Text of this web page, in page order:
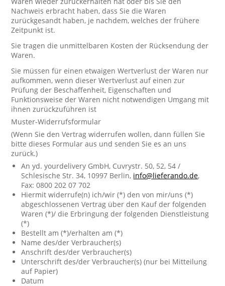
Nachweis erbracht haben, dass Sie die Waren
zurückgesandt haben, je nachdem, welches der frühere
Zeitpunkt ist.
Sie tragen die unmittelbaren Kosten der Rücksendung der
Waren.
Sie müssen für einen etwaigen Wertverlust der Waren nur
aufkommen, wenn dieser Wertverlust auf einen zur
Prüfung der Beschaffenheit, Eigenschaften und
Funktionsweise der Waren nicht notwendigen Umgang mit
ihnen zurückzuführen ist
Muster-Widerrufsformular
(Wenn Sie den Vertrag widerrufen wollen, dann füllen Sie
bitte dieses Formular aus und senden Sie es an uns
zurück.)
An yd. yourdelivery GmbH, Cuvrystr. 50, 52, 54 /
Schlesische Str. 34, 10997 Berlin, info@lieferando.de,
Fax: 0800 202 07 702
Hiermit widerrufe(n) ich/wir (*) den von mir/uns (*)
abgeschlossenen Vertrag über den Kauf der folgenden
Waren (*)/ die Erbringung der folgenden Dienstleistung
(*)
Bestellt am (*)/erhalten am (*)
Name des/der Verbraucher(s)
Anschrift des/der Verbraucher(s)
Unterschrift des/der Verbraucher(s) (nur bei Mitteilung
auf Papier)
Datum